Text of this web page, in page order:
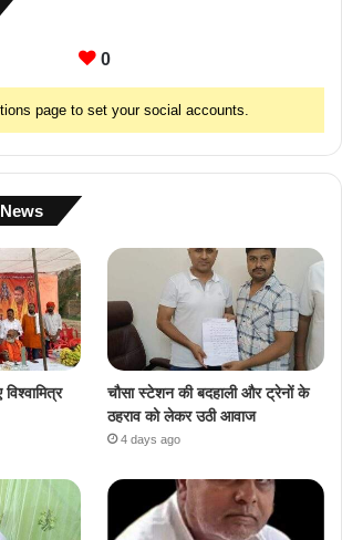
0
page to set your social accounts.
​
चौसा स्टेशन की बदहाली और ट्रेनों के
ठहराव को लेकर उठी आवाज
4 days ago